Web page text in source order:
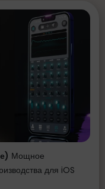
Мощное
для iOS